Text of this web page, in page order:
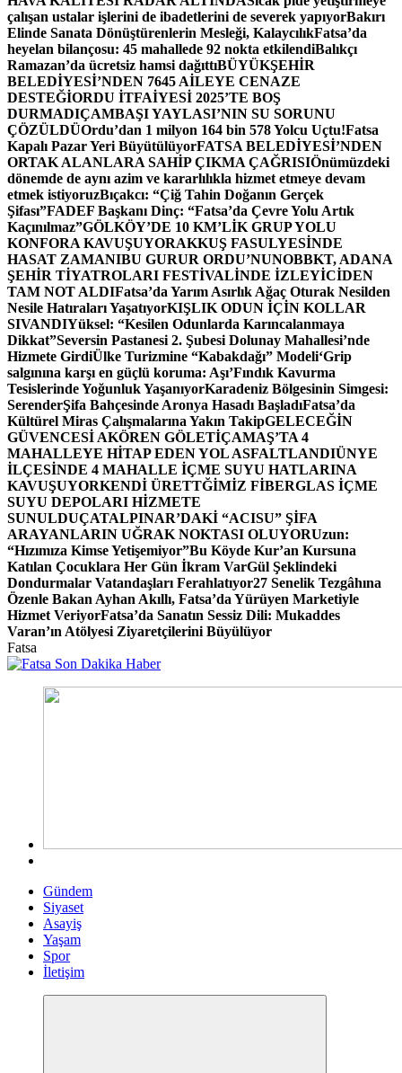
çalışan ustalar işlerini de ibadetlerini de severek yapıyorBakırı
Elinde Sanata Dönüştürenlerin Mesleği, KalaycılıkFatsa’da
heyelan bilançosu: 45 mahallede 92 nokta etkilendiBalıkçı
Ramazan’da ücretsiz hamsi dağıttıBÜYÜKŞEHİR
BELEDİYESİ’NDEN 7645 AİLEYE CENAZE
DESTEĞİORDU İTFAİYESİ 2025’TE BOŞ
DURMADIÇAMBAŞI YAYLASI’NIN SU SORUNU
ÇÖZÜLDÜOrdu’dan 1 milyon 164 bin 578 Yolcu Uçtu!Fatsa
Kapalı Pazar Yeri BüyütülüyorFATSA BELEDİYESİ’NDEN
ORTAK ALANLARA SAHİP ÇIKMA ÇAĞRISIÖnümüzdeki
dönemde de aynı azim ve kararlılıkla hizmet etmeye devam
etmek istiyoruzBıçakcı: “Çiğ Tahin Doğanın Gerçek
Şifası”FADEF Başkanı Dinç: “Fatsa’da Çevre Yolu Artık
Kaçınılmaz”GÖLKÖY’DE 10 KM’LİK GRUP YOLU
KONFORA KAVUŞUYORAKKUŞ FASULYESİNDE
HASAT ZAMANIBU GURUR ORDU’NUNOBBKT, ADANA
ŞEHİR TİYATROLARI FESTİVALİNDE İZLEYİCİDEN
TAM NOT ALDIFatsa’da Yarım Asırlık Ağaç Oturak Nesilden
Nesile Hatıraları YaşatıyorKIŞLIK ODUN İÇİN KOLLAR
SIVANDIYüksel: “Kesilen Odunlarda Karıncalanmaya
Dikkat”Seversin Pastanesi 2. Şubesi Dolunay Mahallesi’nde
Hizmete GirdiÜlke Turizmine “Kabakdağı” Modeli‘Grip
salgınına karşı en güçlü koruma: Aşı’Fındık Kavurma
Tesislerinde Yoğunluk YaşanıyorKaradeniz Bölgesinin Simgesi:
SerenderŞifa Bahçesinde Aronya Hasadı BaşladıFatsa’da
Kültürel Miras Çalışmalarına Yakın TakipGELECEĞİN
GÜVENCESİ AKÖREN GÖLETİÇAMAŞ’TA 4
MAHALLEYE HİTAP EDEN YOL ASFALTLANDIÜNYE
İLÇESİNDE 4 MAHALLE İÇME SUYU HATLARINA
KAVUŞUYORKENDİ ÜRETTĞİMİZ FİBERGLAS İÇME
SUYU DEPOLARI HİZMETE
SUNULDUÇATALPINAR’DAKİ “ACISU” ŞİFA
ARAYANLARIN UĞRAK NOKTASI OLUYORUzun:
“Hızımıza Kimse Yetişemiyor”Bu Köyde Kur’an Kursuna
Katılan Çocuklara Her Gün İkram VarGül Şeklindeki
Dondurmalar Vatandaşları Ferahlatıyor27 Senelik Tezgâhına
Özenle Bakan Ayhan Akıllı, Fatsa’da Yürüyen Marketiyle
Hizmet VeriyorFatsa’da Sanatın Sessiz Dili: Mukaddes
Varan’ın Atölyesi Ziyaretçilerini Büyülüyor
Fatsa
Gündem
Siyaset
Asayiş
Yaşam
Spor
İletişim